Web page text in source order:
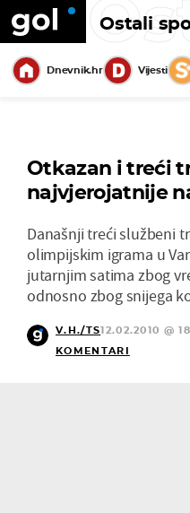
Ostali
Dnevnik.hr Vijesti
Otkazan i treći
najvjerojatnije
Današnji treći službeni
olimpijskim igrama u
jutarnjim satima zbog
odnosno zbog snijega
V.H./TS12.02.2010 @
KOMENTARI